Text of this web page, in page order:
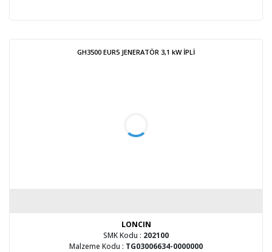
GH3500 EUR5 JENERATÖR 3,1 kW İPLİ
LONCIN
SMK Kodu : 202100
Malzeme Kodu : TG03006634-0000000